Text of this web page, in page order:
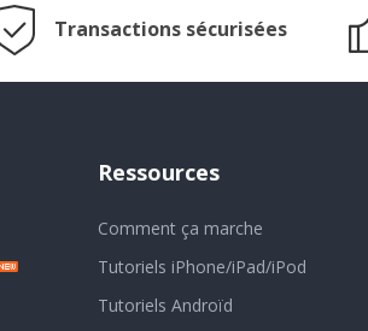
Transactions sécurisées
Ressources
Comment ça marche
Tutoriels iPhone/iPad/iPod
Tutoriels Androïd